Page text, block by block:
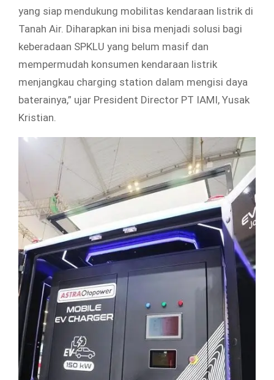
yang siap mendukung mobilitas kendaraan listrik di
Tanah Air. Diharapkan ini bisa menjadi solusi bagi
keberadaan SPKLU yang belum masif dan
mempermudah konsumen kendaraan listrik
menjangkau charging station dalam mengisi daya
baterainya,” ujar President Director PT IAMI, Yusak
Kristian.